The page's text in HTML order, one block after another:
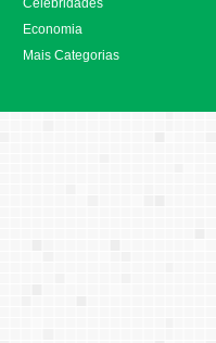
Economia
Mais Categorias